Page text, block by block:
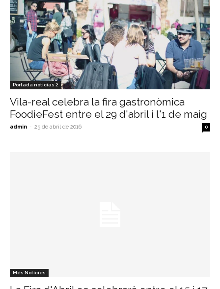
Portada noticias 2
Vila-real celebra la fira gastronòmica
FoodieFest entre el 29 d'abril i l'1 de maig
admin - 25 de abril de 2016 0
Més Notícies